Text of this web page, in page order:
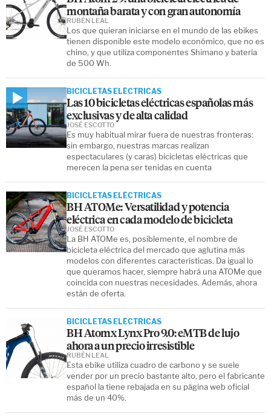
montaña barata y con gran autonomía
Los que quieran iniciarse en el mundo de las ebikes
tienen disponible este modelo económico, que no es
chino, y que utiliza componentes Shimano y batería
de 500 Wh.
RUBÉN LEAL
BICICLETAS ELÉCTRICAS
Las 10 bicicletas eléctricas españolas más
exclusivas y de alta calidad
Es muy habitual mirar fuera de nuestras fronteras:
sin embargo, nuestras marcas realizan
espectaculares (y caras) bicicletas eléctricas que
merecen la pena ser tenidas en cuenta
JOSÉ ESCOTTO
BICICLETAS ELÉCTRICAS
BH ATOMe: Versatilidad y potencia
eléctrica en cada modelo de bicicleta
La BH ATOMe es, posiblemente, el nombre de
bicicleta eléctrica del mercado que aglutina más
modelos con diferentes características. Da igual lo
que queramos hacer, siempre habrá una ATOMe que
coincida con nuestras necesidades. Además, ahora
están de oferta.
JOSÉ ESCOTTO
BICICLETAS ELÉCTRICAS
BH Atomx Lynx Pro 9.0: eMTB de lujo
ahora a un precio irresistible
Esta ebike utiliza cuadro de carbono y se suele
vender por un precio bastante alto, pero el fabricante
español la tiene rebajada en su página web oficial
más de un 40%.
RUBÉN LEAL